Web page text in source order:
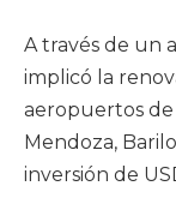
A través de un
implicó la
aeropuertos de
Mendoza,
inversión de